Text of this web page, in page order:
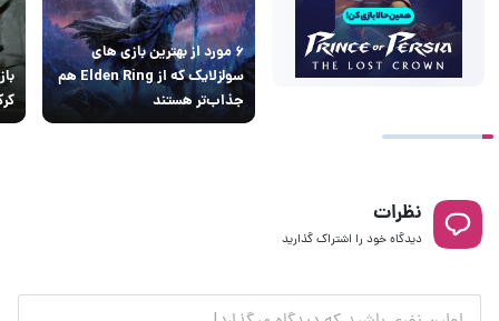
۶ مورد از بهترین بازی های
سولزلایک که از Elden Ring هم
جذاب‌تر هستند
نظرات
دیدگاه خود را اشتراک گذارید